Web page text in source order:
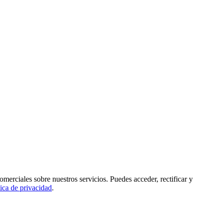
sobre nuestros servicios. Puedes acceder, rectificar y
de privacidad.